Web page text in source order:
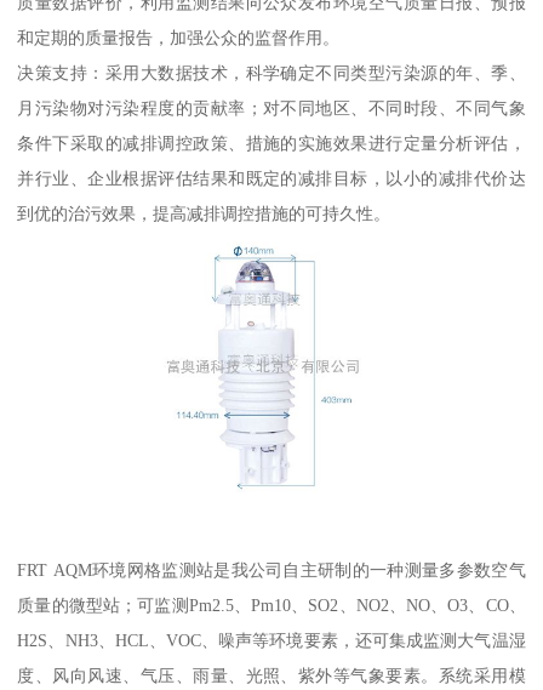
和定期的质量报告，加强公众的监督作用。
决策支持：采用大数据技术，科学确定不同类型污染源的年、季、
月污染物对污染程度的贡献率；对不同地区、不同时段、不同气象
条件下采取的减排调控政策、措施的实施效果进行定量分析评估，
并行业、企业根据评估结果和既定的减排目标，以小的减排代价达
到优的治污效果，提高减排调控措施的可持久性。
FRT AQM环境网格监测站是我公司自主研制的一种测量多参数空气
质量的微型站；可监测Pm2.5、Pm10、SO2、NO2、NO、O3、CO、
H2S、NH3、HCL、VOC、噪声等环境要素，还可集成监测大气温湿
度、风向风速、气压、雨量、光照、紫外等气象要素。系统采用模